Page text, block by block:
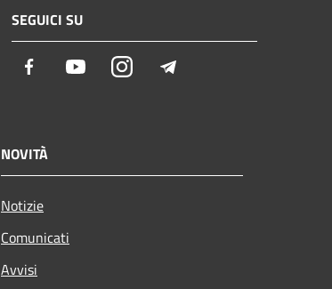
SEGUICI SU
Facebook YoutubeInstagram
NOVITÀ
Notizie
Comunicati
Avvisi